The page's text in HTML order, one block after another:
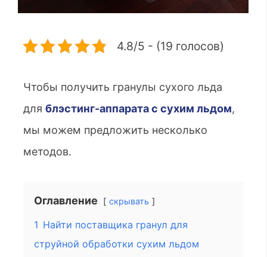
4.8/5 - (19 голосов)
Чтобы получить гранулы сухого льда
для блэстинг-аппарата с сухим льдом,
мы можем предложить несколько
методов.
Оглавление скрывать
1 Найти поставщика гранул для
струйной обработки сухим льдом